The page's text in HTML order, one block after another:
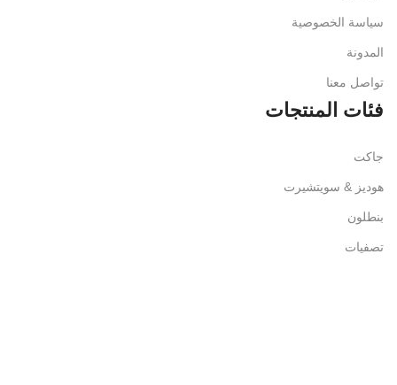
سياسة الخصوصية
المدونة
تواصل معنا
فئات المنتجات
جاكت
هوديز & سويتشيرت
بنطلون
تصفيات